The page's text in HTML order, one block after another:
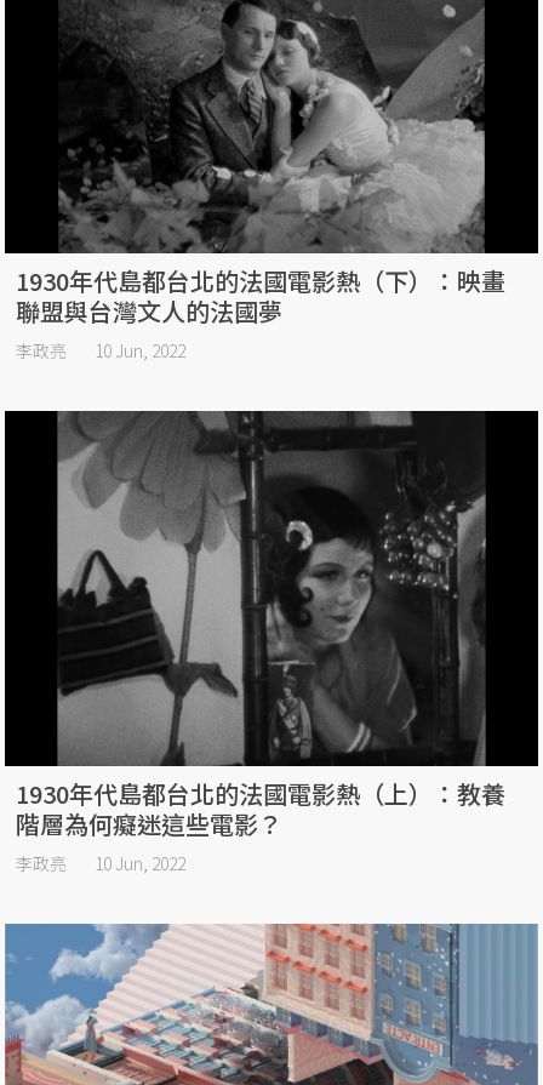
1930年代島都台北的法國電影熱（下）：映畫
聯盟與台灣文人的法國夢
李政亮 10 Jun, 2022
1930年代島都台北的法國電影熱（上）：教養
階層為何癡迷這些電影？
李政亮 10 Jun, 2022